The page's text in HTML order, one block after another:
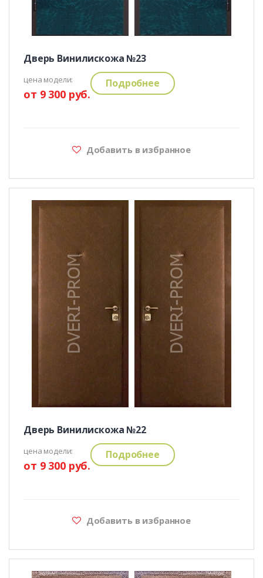
Дверь Винилискожа №23
цена модели:
от 9 300 руб.
Подробнее
Добавить в избранное
Дверь Винилискожа №22
цена модели:
от 9 300 руб.
Подробнее
Добавить в избранное